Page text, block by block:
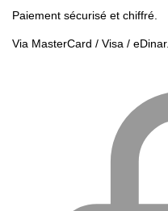
Paiement sécurisé et chiffré.
Via MasterCard / Visa / eDinar.